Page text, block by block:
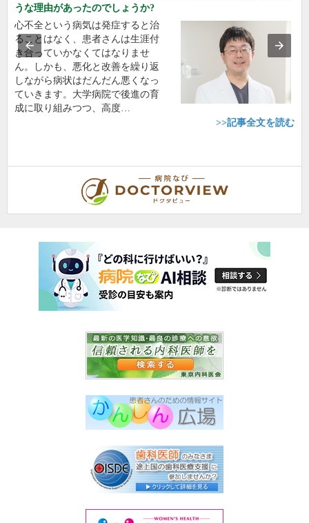
うな理由があったのでしょうか?
心不全という病気は発症すると治
ることはなく、患者さんは生涯付
き合っていかなくてはなりませ
ん。しかも、悪化と改善を繰り返
しながら病状はだんだん悪くなっ
ていきます。大学病院で後進の育
成に取り組みつつ、高度…
>>記事全文を読む